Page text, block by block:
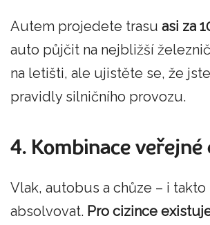
Autem projedete trasu asi za
auto půjčit na nejbližší
na letišti, ale ujistěte se, že
pravidly silničního provozu.
4. Kombinace veřejné
Vlak, autobus a chůze – i takto
absolvovat. Pro cizince